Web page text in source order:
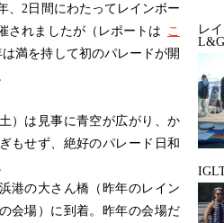
レ
、2日間にわたってレインボー
されましたが（レポートは こ
は満を持して初のパレードが開
）は見事に青空が広がり、か
もせず、絶好のパレード日和
港の大さん橋（昨年のレイン
会場）に到着。昨年の会場だ